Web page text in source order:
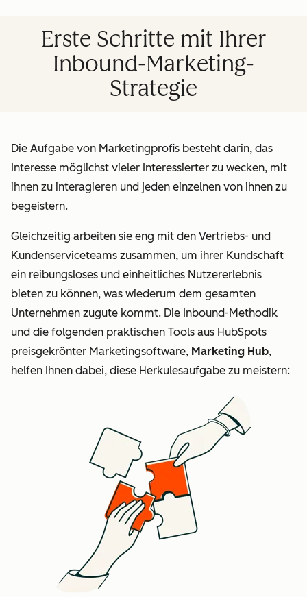
Erste Schritte mit Ihrer
Inbound-Marketing-
Strategie
Die Aufgabe von Marketingprofis besteht darin, das
Interesse möglichst vieler Interessierter zu wecken, mit
ihnen zu interagieren und jeden einzelnen von ihnen zu
begeistern.
Gleichzeitig arbeiten sie eng mit den Vertriebs- und
Kundenserviceteams zusammen, um ihrer Kundschaft
ein reibungsloses und einheitliches Nutzererlebnis
bieten zu können, was wiederum dem gesamten
Unternehmen zugute kommt. Die Inbound-Methodik
und die folgenden praktischen Tools aus HubSpots
preisgekrönter Marketingsoftware, Marketing Hub,
helfen Ihnen dabei, diese Herkulesaufgabe zu meistern: